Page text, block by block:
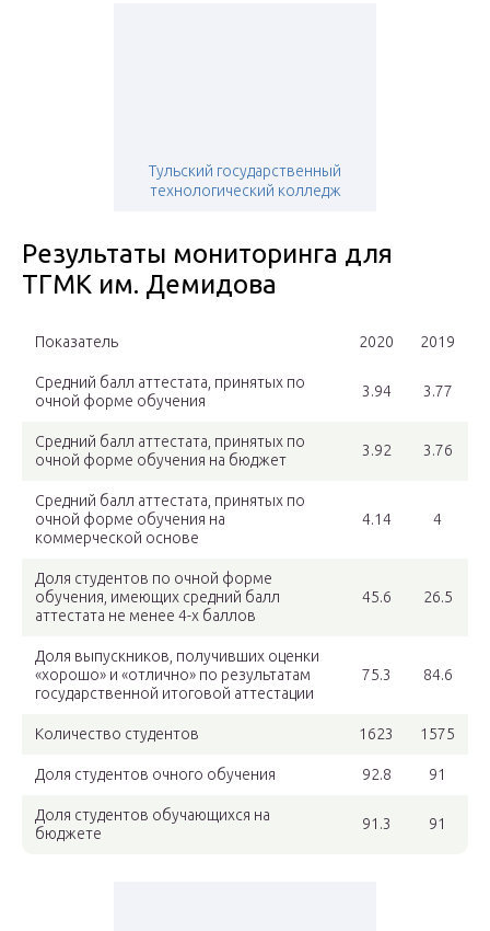
Тульский государственный
технологический колледж
Результаты мониторинга для
ТГМК им. Демидова
Показатель 2020 2019
Средний балл аттестата, принятых по
очной форме обучения
3.94 3.77
Средний балл аттестата, принятых по
очной форме обучения на бюджет
3.92 3.76
Средний балл аттестата, принятых по
очной форме обучения на
коммерческой основе
4.14 4
Доля студентов по очной форме
обучения, имеющих средний балл
аттестата не менее 4-х баллов
45.6 26.5
Доля выпускников, получивших оценки
«хорошо» и «отлично» по результатам
государственной итоговой аттестации
75.3 84.6
Количество студентов 1623 1575
Доля студентов очного обучения 92.8 91
Доля студентов обучающихся на
бюджете
91.3 91